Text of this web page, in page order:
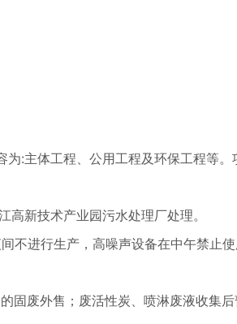
主体工程、公用工程及环保工程等。
新技术产业园污水处理厂处理。
进行生产，高噪声设备在中午禁止
废外售；废活性炭、喷淋废液收集